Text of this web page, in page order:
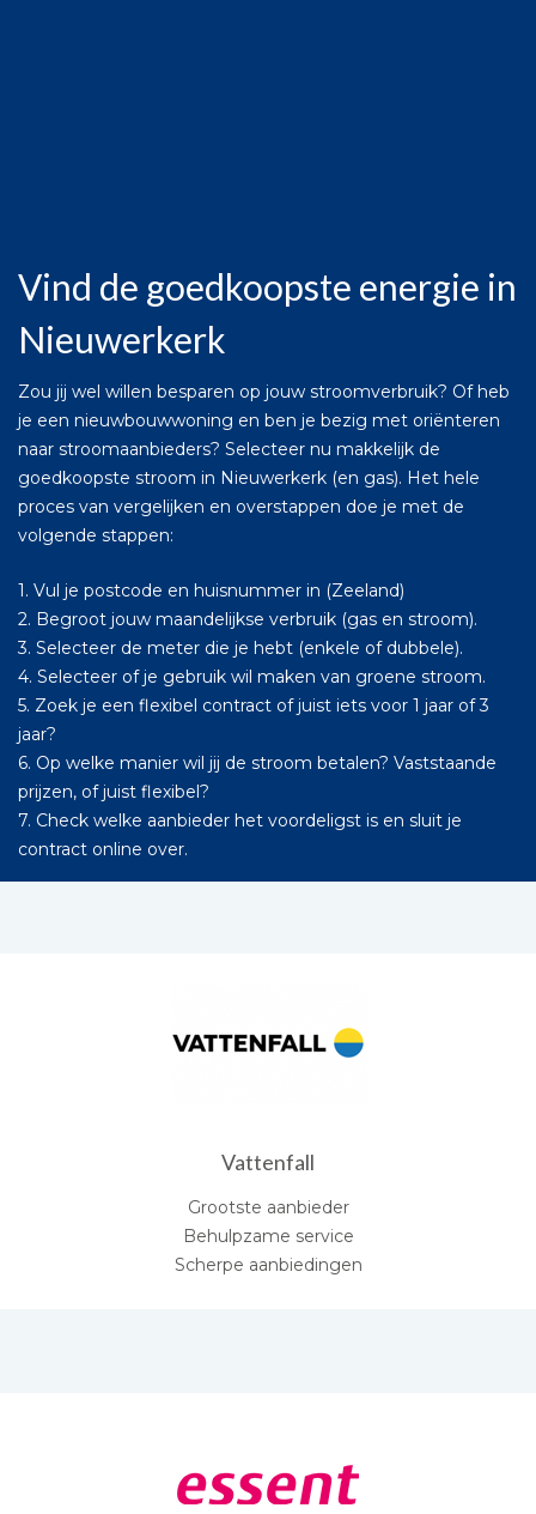
Vind de goedkoopste energie in
Nieuwerkerk
Zou jij wel willen besparen op jouw stroomverbruik? Of heb
je een nieuwbouwwoning en ben je bezig met oriënteren
naar stroomaanbieders? Selecteer nu makkelijk de
goedkoopste stroom in Nieuwerkerk (en gas). Het hele
proces van vergelijken en overstappen doe je met de
volgende stappen:
1. Vul je postcode en huisnummer in (Zeeland)
2. Begroot jouw maandelijkse verbruik (gas en stroom).
3. Selecteer de meter die je hebt (enkele of dubbele).
4. Selecteer of je gebruik wil maken van groene stroom.
5. Zoek je een flexibel contract of juist iets voor 1 jaar of 3
jaar?
6. Op welke manier wil jij de stroom betalen? Vaststaande
prijzen, of juist flexibel?
7. Check welke aanbieder het voordeligst is en sluit je
contract online over.
Vattenfall
Grootste aanbieder
Behulpzame service
Scherpe aanbiedingen